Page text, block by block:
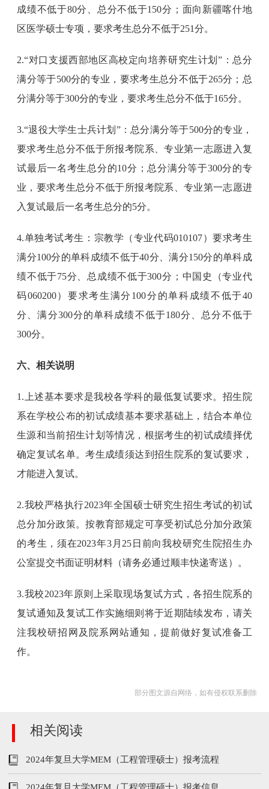
成绩不低于80分、总分不低于150分；面向新疆喀什地
区医学硕士专项，要求考生总分不低于251分。
2.“对口支援西部地区高校定向培养研究生计划”：总分
满分等于500分的专业，要求考生总分不低于265分；总
分满分等于300分的专业，要求考生总分不低于165分。
3.“退役大学生士兵计划”：总分满分等于500分的专业，
要求考生总分不低于所报考院系、专业第一志愿进入复
试最后一名考生总分的10分；总分满分等于300分的专
业，要求考生总分不低于所报考院系、专业第一志愿进
入复试最后一名考生总分的5分。
4.单独考试考生：宗教学（专业代码010107）要求考生
满分100分的单科成绩不低于40分、满分150分的单科成
绩不低于75分、总成绩不低于300分；中国史（专业代
码060200）要求考生满分100分的单科成绩不低于40
分、满分300分的单科成绩不低于180分、总分不低于
300分。
六、相关说明
1.上述基本要求是我校各学科的最低复试要求。招生院
系在学校公布的初试成绩基本要求基础上，结合本单位
生源和当前招生计划等情况，根据考生的初试成绩择优
确定复试名单。考生成绩须达到招生院系的复试要求，
才能进入复试。
2.我校严格执行2023年全国硕士研究生招生考试的初试
总分加分政策。按教育部规定可享受初试总分加分政策
的考生，须在2023年3月25日前向我校研究生院招生办
公室提交书面证明材料（请务必通过顺丰快递寄送）。
3.我校2023年原则上采取现场复试方式，各招生院系的
复试通知及复试工作实施细则将于近期陆续发布，请关
注我校研招网及院系网站通知，提前做好复试准备工
作。
部分图文源自网络，如有侵权联系删除
相关阅读
2024年复旦大学MEM（工程管理硕士）报考流程